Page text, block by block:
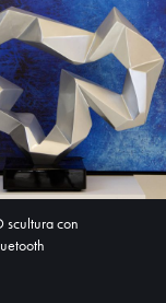
scultura con